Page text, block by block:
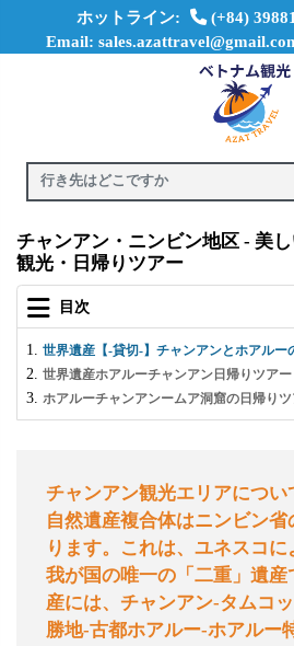
ホットライン:
(+84)
Email:
チャンアン・ニンビン地区 - 美
観光・日帰りツアー
目次
世界遺産【-貸切-】チャンアンとホアルー
世界遺産ホアルーチャンアン日帰りツアー
ホアルーチャンアンームア洞窟の日帰りツ
チャンアン観光エリアにつ
自然遺産複合体はニンビン
ります。これは、ユネスコ
我が国の唯一の「二重」遺
産には、チャンアン-タムコ
勝地-古都ホアルー-ホアルー